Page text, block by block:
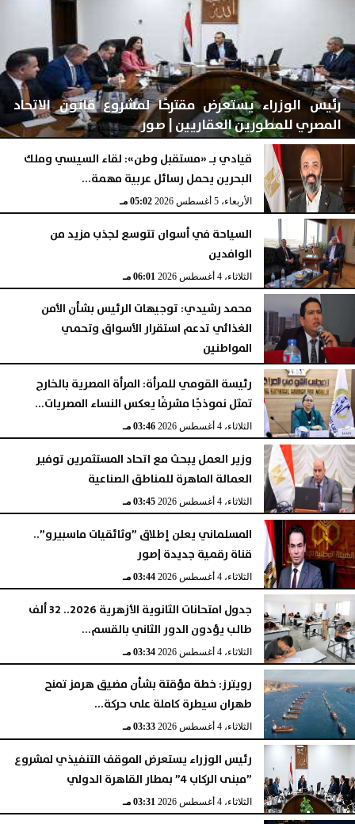
رئيس الوزراء يستعرض مقترحًا لمشروع قانون الاتحاد
المصري للمطورين العقاريين | صور
الأربعاء، 5 أغسطس 2026 05:26 مـ
قيادي بـ «مستقبل وطن»: لقاء السيسي وملك
البحرين يحمل رسائل عربية مهمة...
الأربعاء، 5 أغسطس 2026 05:02 مـ
السياحة في أسوان تتوسع لجذب مزيد من
الوافدين
الثلاثاء، 4 أغسطس 2026 06:01 مـ
محمد رشيدي: توجيهات الرئيس بشأن الأمن
الغذائي تدعم استقرار الأسواق وتحمي
المواطنين
الثلاثاء، 4 أغسطس 2026
رئيسة القومي للمرأة: المرأة المصرية بالخارج
تمثل نموذجًا مشرفًا يعكس النساء المصريات...
الثلاثاء، 4 أغسطس 2026 03:46 مـ
وزير العمل يبحث مع اتحاد المستثمرين توفير
العمالة الماهرة للمناطق الصناعية
الثلاثاء، 4 أغسطس 2026 03:45 مـ
المسلماني يعلن إطلاق ”وثائقيات ماسبيرو”..
قناة رقمية جديدة |صور
الثلاثاء، 4 أغسطس 2026 03:44 مـ
جدول امتحانات الثانوية الأزهرية 2026.. 32 ألف
طالب يؤدون الدور الثاني بالقسم...
الثلاثاء، 4 أغسطس 2026 03:34 مـ
رويترز: خطة مؤقتة بشأن مضيق هرمز تمنح
طهران سيطرة كاملة على حركة...
الثلاثاء، 4 أغسطس 2026 03:33 مـ
رئيس الوزراء يستعرض الموقف التنفيذي لمشروع
”مبنى الركاب 4” بمطار القاهرة الدولي
الثلاثاء، 4 أغسطس 2026 03:31 مـ